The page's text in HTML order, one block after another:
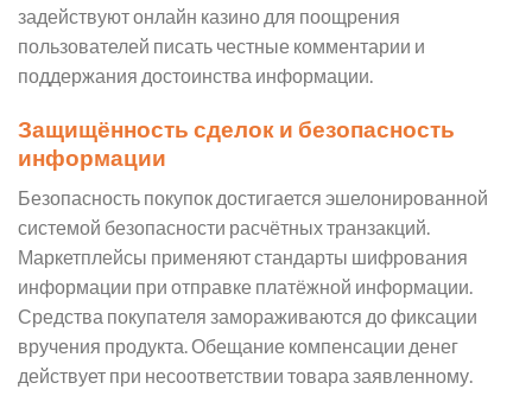
задействуют онлайн казино для поощрения
пользователей писать честные комментарии и
поддержания достоинства информации.
Защищённость сделок и безопасность
информации
Безопасность покупок достигается эшелонированной
системой безопасности расчётных транзакций.
Маркетплейсы применяют стандарты шифрования
информации при отправке платёжной информации.
Средства покупателя замораживаются до фиксации
вручения продукта. Обещание компенсации денег
действует при несоответствии товара заявленному.